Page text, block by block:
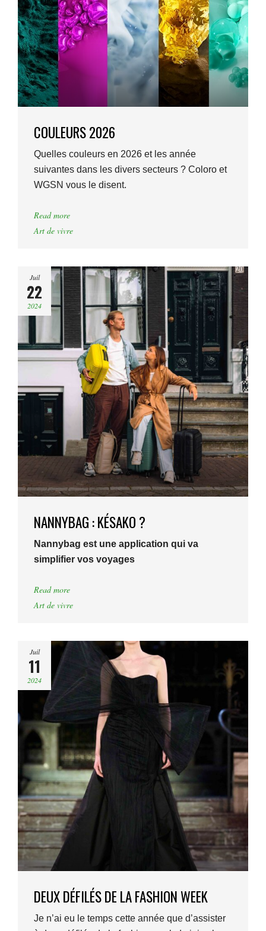
COULEURS 2026
Quelles couleurs en 2026 et les année
suivantes dans les divers secteurs ? Coloro et
WGSN vous le disent.
Read more
Art de vivre
Juil
22
2024
NANNYBAG : KÉSAKO ?
Nannybag est une application qui va
simplifier vos voyages
Read more
Art de vivre
Juil
11
2024
DEUX DÉFILÉS DE LA FASHION WEEK
Je n’ai eu le temps cette année que d’assister